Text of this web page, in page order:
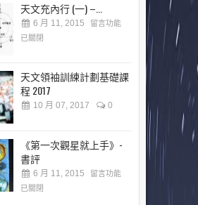
天文充內行 (一) –...
6 月 11, 2015
留言功能
已關閉
天文領袖訓練計劃基礎課
程 2017
10 月 07, 2017 0
《第一次觀星就上手》-
書評
6 月 11, 2015
留言功能
已關閉